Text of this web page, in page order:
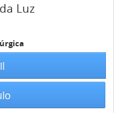
Luz